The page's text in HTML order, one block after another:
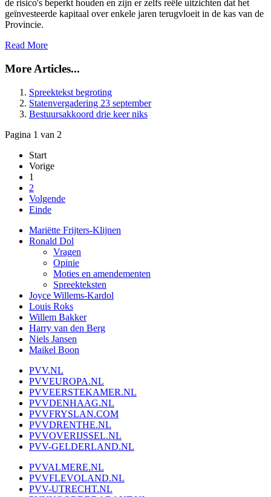
de risico's beperkt houden en zijn er zelfs reële uitzichten dat het
geïnvesteerde kapitaal over enkele jaren terugvloeit in de kas van de
Provincie.
Read More
More Articles...
Spreektekst begroting
Statenvergadering 23 september
Bestuursakkoord drie keer niks
Pagina 1 van 2
Start
Vorige
1
2
Volgende
Einde
Mariëtte Frijters-Klijnen
Ronald Dol
Vragen
Opinie
Moties en amendementen
Spreekteksten
Joyce Willems-Kardol
Louis Roks
Willem Bakker
Harry van den Berg
Niels Jansen
Maikel Boon
PVV.NL
PVVEUROPA.NL
PVVEERSTEKAMER.NL
PVVDENHAAG.NL
PVVFRYSLAN.COM
PVVDRENTHE.NL
PVVOVERIJSSEL.NL
PVV-GELDERLAND.NL
PVVALMERE.NL
PVVFLEVOLAND.NL
PVV-UTRECHT.NL